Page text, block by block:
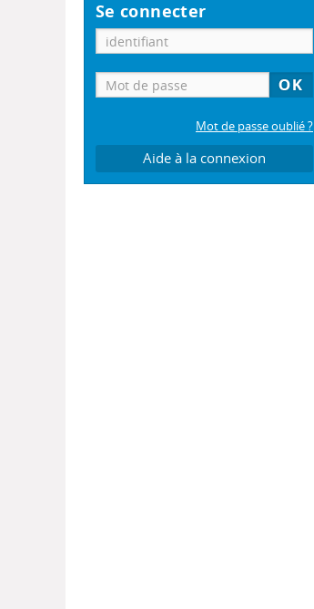
Se connecter
Mot de passe oublié ?
Aide à la connexion